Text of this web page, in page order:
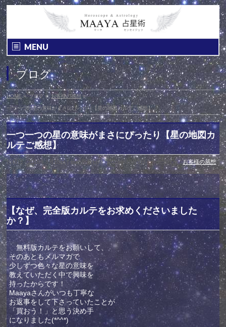
MENU
ブログ
HOME» ブログ » お客様の感想»
一つ一つの星の意味がまさにぴったり【星の地図カルテご感想】
一つ一つの星の意味がまさにぴったり【星の地図カ
ルテご感想】
投稿日 : 2016年8月18日 最終更新日時 : 2021年10月1日 カテゴリー :お客様の感想
【なぜ、完全版カルテをお求めくださいました
か？】
無料版カルテをお願いして、
そのあともメルマガで
少しずつ色々な星の意味を
教えていただく中で興味を
持ったからです！
Maayaさんがいつも丁寧な
お返事をして下さっていたことが
「買おう！」と思う決め手
になりました(*^^*)